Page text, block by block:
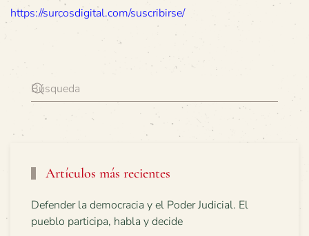
https://surcosdigital.com/suscribirse/
Artículos más recientes
Defender la democracia y el Poder Judicial. El
pueblo participa, habla y decide